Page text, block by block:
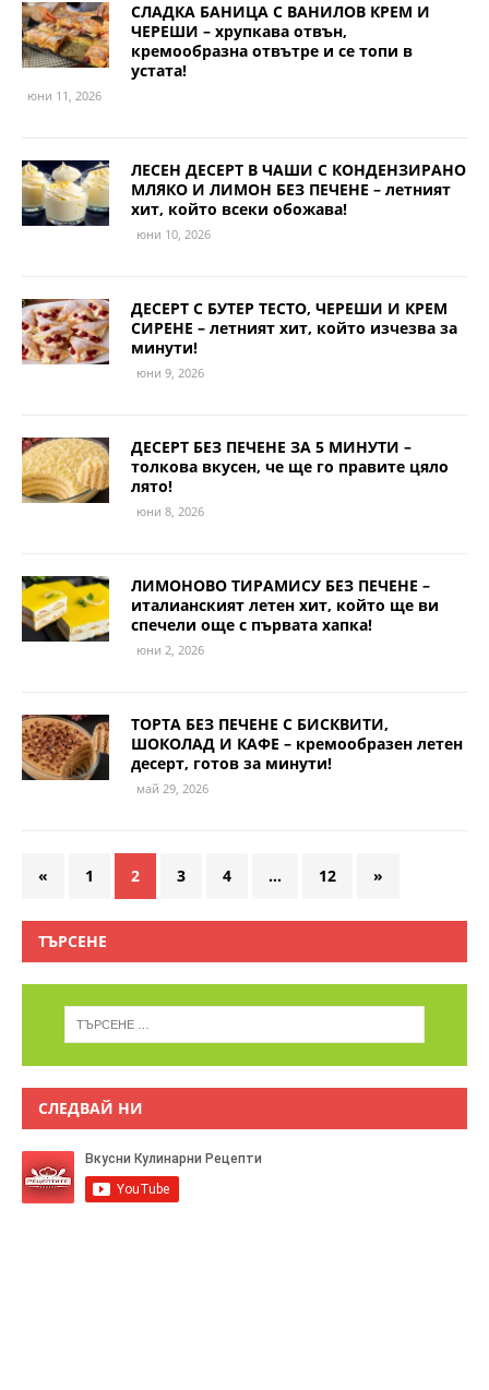
СЛАДКА БАНИЦА С ВАНИЛОВ КРЕМ И
ЧЕРЕШИ – хрупкава отвън,
кремообразна отвътре и се топи в
устата!
юни 11, 2026
ЛЕСЕН ДЕСЕРТ В ЧАШИ С КОНДЕНЗИРАНО
МЛЯКО И ЛИМОН БЕЗ ПЕЧЕНЕ – летният
хит, който всеки обожава!
юни 10, 2026
ДЕСЕРТ С БУТЕР ТЕСТО, ЧЕРЕШИ И КРЕМ
СИРЕНЕ – летният хит, който изчезва за
минути!
юни 9, 2026
ДЕСЕРТ БЕЗ ПЕЧЕНЕ ЗА 5 МИНУТИ –
толкова вкусен, че ще го правите цяло
лято!
юни 8, 2026
ЛИМОНОВО ТИРАМИСУ БЕЗ ПЕЧЕНЕ –
италианският летен хит, който ще ви
спечели още с първата хапка!
юни 2, 2026
ТОРТА БЕЗ ПЕЧЕНЕ С БИСКВИТИ,
ШОКОЛАД И КАФЕ – кремообразен летен
десерт, готов за минути!
май 29, 2026
« 1 2 3 4 … 12 »
ТЪРСЕНЕ
СЛЕДВАЙ НИ